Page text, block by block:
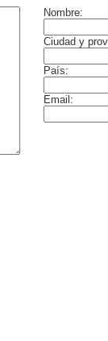
Nombre:
Ciudad y
País:
Email: